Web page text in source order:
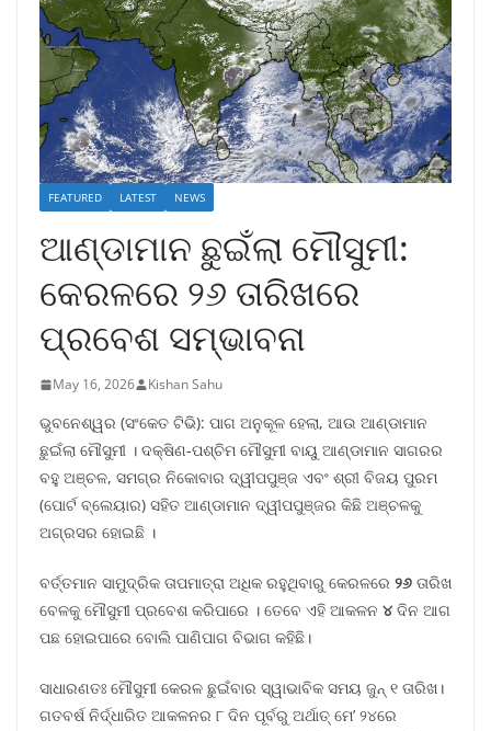
FEATURED LATEST NEWS
ଆଣ୍ଡାମାନ ଛୁଇଁଲା ମୌସୁମୀ:
କେରଳରେ ୨୬ ତାରିଖରେ
ପ୍ରବେଶ ସମ୍ଭାବନା
May 16, 2026 Kishan Sahu
ଭୁବନେଶ୍ୱର (ସଂକେତ ଟିଭି): ପାଗ ଅନୁକୂଳ ହେଲା, ଆଉ ଆଣ୍ଡାମାନ
ଛୁଇଁଲା ମୌସୁମୀ । ଦକ୍ଷିଣ-ପଶ୍ଚିମ ମୌସୁମୀ ବାୟୁ ଆଣ୍ଡାମାନ ସାଗରର
ବହୁ ଅଞ୍ଚଳ, ସମଗ୍ର ନିକୋବାର ଦ୍ୱୀପପୁଞ୍ଜ ଏବଂ ଶ୍ରୀ ବିଜୟ ପୁରମ
(ପୋର୍ଟ ବ୍ଲେୟାର) ସହିତ ଆଣ୍ଡାମାନ ଦ୍ୱୀପପୁଞ୍ଜର କିଛି ଅଞ୍ଚଳକୁ
ଅଗ୍ରସର ହୋଇଛି ।
ବର୍ତ୍ତମାନ ସାମୁଦ୍ରିକ ତାପମାତ୍ରା ଅଧିକ ରହୁଥିବାରୁ କେରଳରେ ୨୬ ତାରିଖ
ବେଳକୁ ମୌସୁମୀ ପ୍ରବେଶ କରିପାରେ । ତେବେ ଏହି ଆକଳନ ୪ ଦିନ ଆଗ
ପଛ ହୋଇପାରେ ବୋଲି ପାଣିପାଗ ବିଭାଗ କହିଛି।
ସାଧାରଣତଃ ମୌସୁମୀ କେରଳ ଛୁଇଁବାର ସ୍ୱାଭାବିକ ସମୟ ଜୁନ୍ ୧ ତାରିଖ।
ଗତବର୍ଷ ନିର୍ଦ୍ଧାରିତ ଆକଳନର ୮ ଦିନ ପୂର୍ବରୁ ଅର୍ଥାତ୍ ମେ’ ୨୪ରେ